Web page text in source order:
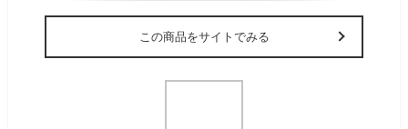
この商品をサイトでみる